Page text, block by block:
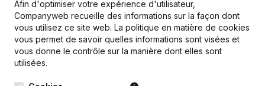
Afin d'optimiser votre expérience d'utilisateur,
Companyweb recueille des informations sur la façon dont
vous utilisez ce site web. La politique en matière de cookies
vous permet de savoir quelles informations sont visées et
vous donne le contrôle sur la manière dont elles sont
utilisées.
Français
Kantorenpark Everest
248D,
Monitoring
Recherche internationale